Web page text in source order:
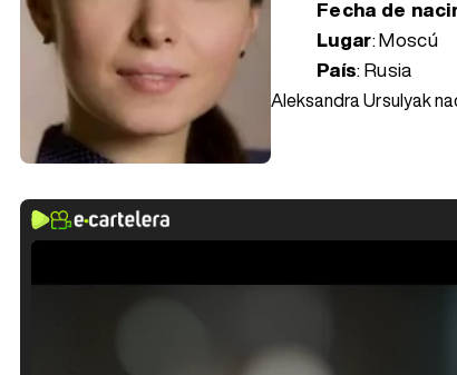
Fecha de
Lugar: Moscú
País: Rusia
Aleksandra Ursulyak